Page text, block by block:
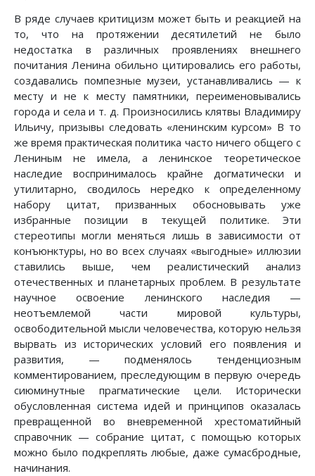
В ряде случаев критицизм может быть и реакцией на
то, что на протяжении десятилетий не было
недостатка в различных проявлениях внешнего
почитания Ленина обильно цитировались его работы,
создавались помпезные музеи, устанавливались — к
месту и не к месту памятники, переименовывались
города и села и т. д. Произносились клятвы Владимиру
Ильичу, призывы следовать «ленинским курсом» В то
же время практическая политика часто ничего общего с
Лениным не имела, а ленинское теоретическое
наследие воспринималось крайне догматически и
утилитарно, сводилось нередко к определенному
набору цитат, призванных обосновывать уже
избранные позиции в текущей политике. Эти
стереотипы могли меняться лишь в зависимости от
конъюнктуры, но во всех случаях «выгодные» иллюзии
ставились выше, чем реалистический анализ
отечественных и планетарных проблем. В результате
научное освоение ленинского наследия —
неотъемлемой части мировой культуры,
освободительной мысли человечества, которую нельзя
вырвать из исторических условий его появления и
развития, — подменялось тенденциозным
комментированием, преследующим в первую очередь
сиюминутные прагматические цели. Исторически
обусловленная система идей и принципов оказалась
превращенной во вневременной хрестоматийный
справочник — собрание цитат, с помощью которых
можно было подкреплять любые, даже сумасбродные,
начинания.